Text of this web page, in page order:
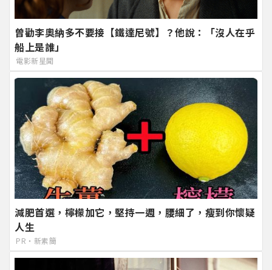
曾勸李奧納多不要接【鐵達尼號】？他說：「沒人在乎
船上是誰」
電影新星聞
減肥首選，檸檬加它，堅持一週，腰細了，瘦到你懷疑
人生
PR・新素簡